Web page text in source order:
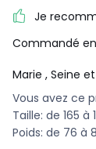
Je
Commandé
Marie , Seine
Vous avez ce
Taille: de 165 à
Poids: de 76 à